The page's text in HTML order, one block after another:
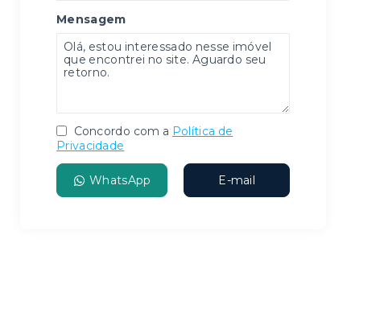
Mensagem
Concordo com a Política de
Privacidade
WhatsApp E-mail